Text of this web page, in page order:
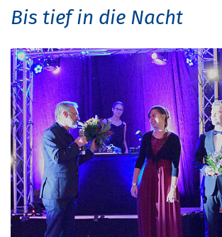
Bis tief in die Nacht